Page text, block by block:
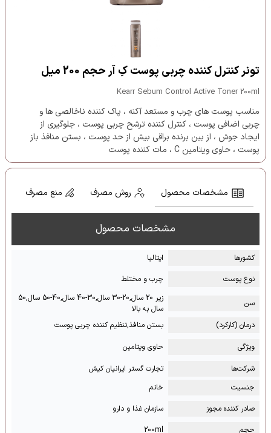
تونر کنترل کننده چربی پوست کِ آر حجم 200 میل
Kearr Sebum Control Active Toner 200ml
مناسب پوست های چرب و مستعد آکنه ، پاک کننده ناخالصی ها و
چربی اضافی پوست ، کنترل کننده ترشح چربی پوست ، جلوگیری از
ایجاد جوش ، از بین برنده براقی بیش از حد پوست ، بستن منافذ باز
پوست ، حاوی ویتامین C ، مات کننده پوست
مشخصات محصول روش مصرف منع مصرف
مشخصات محصول
کشور‌ها
ایتالیا
نوع پوست
چرب و مختلط
سن
زیر 20 سال,20-30 سال,30-40 سال,40-50 سال,50
سال به بالا
درمان (کارکرد)
بستن منافذ,تنظیم کننده چربی پوست
ویژگی
حاوی ویتامین
شرکت‌ها
تجارت گستر ایرانیان کیش
جنسیت
خانم
صادر کننده مجوز
سازمان غذا و دارو
حجم
200ml